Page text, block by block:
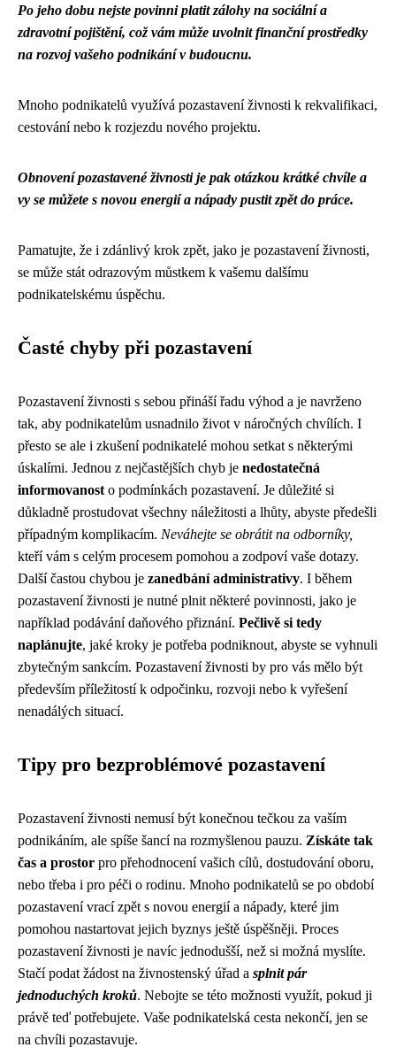
Po jeho dobu nejste povinni platit zálohy na sociální a
zdravotní pojištění, což vám může uvolnit finanční prostředky
na rozvoj vašeho podnikání v budoucnu.
Mnoho podnikatelů využívá pozastavení živnosti k rekvalifikaci,
cestování nebo k rozjezdu nového projektu.
Obnovení pozastavené živnosti je pak otázkou krátké chvíle a
vy se můžete s novou energií a nápady pustit zpět do práce.
Pamatujte, že i zdánlivý krok zpět, jako je pozastavení živnosti,
se může stát odrazovým můstkem k vašemu dalšímu
podnikatelskému úspěchu.
Časté chyby při pozastavení
Pozastavení živnosti s sebou přináší řadu výhod a je navrženo
tak, aby podnikatelům usnadnilo život v náročných chvílích. I
přesto se ale i zkušení podnikatelé mohou setkat s některými
úskalími. Jednou z nejčastějších chyb je nedostatečná
informovanost o podmínkách pozastavení. Je důležité si
důkladně prostudovat všechny náležitosti a lhůty, abyste předešli
případným komplikacím. Neváhejte se obrátit na odborníky,
kteří vám s celým procesem pomohou a zodpoví vaše dotazy.
Další častou chybou je zanedbání administrativy. I během
pozastavení živnosti je nutné plnit některé povinnosti, jako je
například podávání daňového přiznání. Pečlivě si tedy
naplánujte, jaké kroky je potřeba podniknout, abyste se vyhnuli
zbytečným sankcím. Pozastavení živnosti by pro vás mělo být
především příležitostí k odpočinku, rozvoji nebo k vyřešení
nenadálých situací.
Tipy pro bezproblémové pozastavení
Pozastavení živnosti nemusí být konečnou tečkou za vaším
podnikáním, ale spíše šancí na rozmyšlenou pauzu. Získáte tak
čas a prostor pro přehodnocení vašich cílů, dostudování oboru,
nebo třeba i pro péči o rodinu. Mnoho podnikatelů se po období
pozastavení vrací zpět s novou energií a nápady, které jim
pomohou nastartovat jejich byznys ještě úspěšněji. Proces
pozastavení živnosti je navíc jednodušší, než si možná myslíte.
Stačí podat žádost na živnostenský úřad a splnit pár
jednoduchých kroků. Nebojte se této možnosti využít, pokud ji
právě teď potřebujete. Vaše podnikatelská cesta nekončí, jen se
na chvíli pozastavuje.